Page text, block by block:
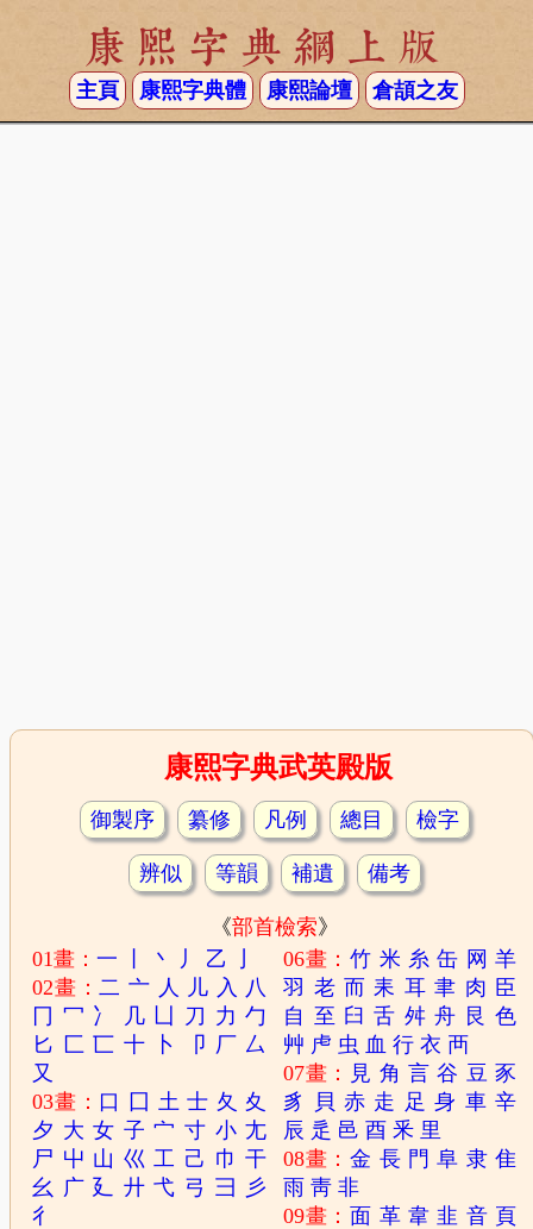
康熙字典網上版
主頁 康熙字典體 康熙論壇 倉頡之友
康熙字典武英殿版
御製序 纂修 凡例 總目 檢字
辨似 等韻 補遺 備考
《部首檢索》
01畫：一 丶 丿 乙
02畫：二 亠 人 儿 入 八
冂 冖 冫 几 凵 刀 力 勹
匕 匚 匸 十 卜 卩 厂 厶
又
03畫： 口 囗 土 士 夂 夊
夕 大 女 子 宀 寸 小 尢
尸 屮 山 巛 工 己 巾 干
幺 广 廴 廾 弋 弓 彐
彡
彳
06畫：竹 米 糸 缶 网 羊
羽 老 而 耒 耳 聿 肉 臣
自 至 臼 舌 舛 舟 艮 色
艸 虍 虫 血 行 衣 襾
07畫： 見 角 言 谷 豆 豕
豸
貝 赤 走 足 身 車 辛
辰 辵 邑 酉 釆 里
08畫：金 長 門 阜 隶 隹
雨 靑 非
09畫： 面 革 韋 韭 音 頁